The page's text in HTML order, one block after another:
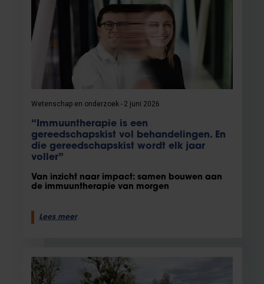
Wetenschap en onderzoek 2 juni 2026
“Immuuntherapie is een
gereedschapskist vol behandelingen. En
die gereedschapskist wordt elk jaar
voller”
Van inzicht naar impact: samen bouwen aan
de immuuntherapie van morgen
Lees meer